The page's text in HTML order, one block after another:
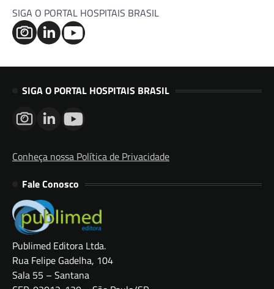
SIGA O PORTAL HOSPITAIS BRASIL
SIGA O PORTAL HOSPITAIS BRASIL
Conheça nossa Política de Privacidade
Fale Conosco
Publimed Editora Ltda.
Rua Felipe Gadelha, 104
Sala 55 – Santana